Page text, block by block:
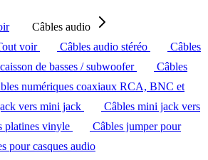
Câbles audio
voir Câbles audio stéréo
Câbles
de basses / subwoofer
Câbles
numériques coaxiaux RCA, BNC et
vers mini jack
Câbles mini jack vers
platines vinyle
Câbles jumper pour
pour casques audio